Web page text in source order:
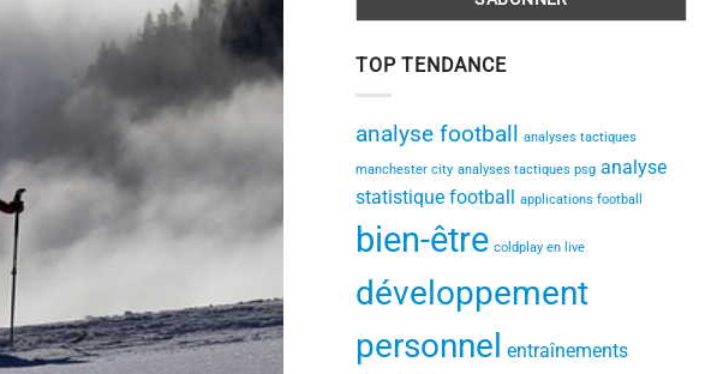
TOP TENDANCE
analyse football analyses tactiques
manchester city analyses tactiques psg analyse
statistique football applications football
bien-être coldplay en live
développement
personnel entraînements